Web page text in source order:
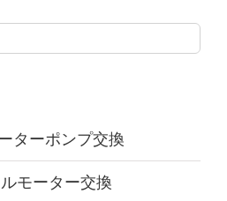
ターポンプ交換
モーター交換